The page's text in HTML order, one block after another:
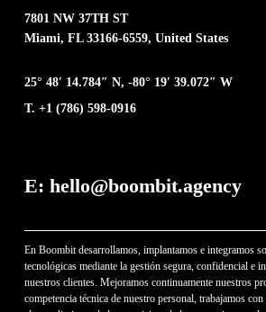
7801 NW 37TH ST
Miami, FL 33166-6559, United States
25° 48′ 14.784″ N, -80° 19′ 39.072″ W
T. +1 (786) 598-0916
E: hello@boombit.agency
En Boombit desarrollamos, implantamos e integramos
tecnológicas mediante la gestión segura, confidencial e
nuestros clientes. Mejoramos continuamente nuestros
competencia técnica de nuestro personal, trabajamos